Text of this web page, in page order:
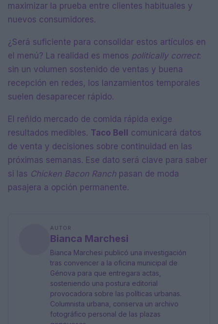
maximizar la prueba entre clientes habituales y
nuevos consumidores.
¿Será suficiente para consolidar estos artículos en
el menú? La realidad es menos politically correct:
sin un volumen sostenido de ventas y buena
recepción en redes, los lanzamientos temporales
suelen desaparecer rápido.
El reñido mercado de comida rápida exige
resultados medibles. Taco Bell comunicará datos
de venta y decisiones sobre continuidad en las
próximas semanas. Ese dato será clave para saber
si las Chicken Bacon Ranch pasan de moda
pasajera a opción permanente.
AUTOR
Bianca Marchesi
Bianca Marchesi publicó una investigación
tras convencer a la oficina municipal de
Génova para que entregara actas,
sosteniendo una postura editorial
provocadora sobre las políticas urbanas.
Columnista urbana, conserva un archivo
fotográfico personal de las plazas